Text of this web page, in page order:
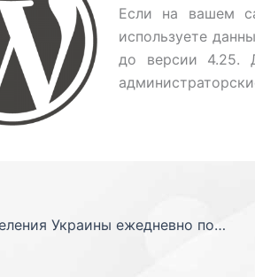
Если на вашем
используете
до версии 4.25.
Более 60% населения Украины ежедневно посещают интернет